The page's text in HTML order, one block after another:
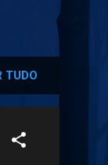
TUDO